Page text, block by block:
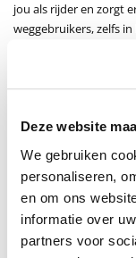
Deze website
We gebruiken
personaliseren,
en om ons
informatie over
partners voor
jou als rijder en zorgt
weggebruikers, zelfs
Digitaal
Het handige digitale
snelheid, de gereden
waar je staat. Het
verbruiken, zodat je
Uitneembare
De AGM GT250 is